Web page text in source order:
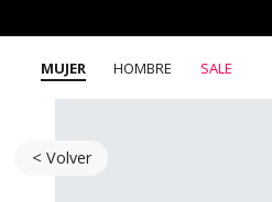
MUJER HOMBRE SALE
< Volver